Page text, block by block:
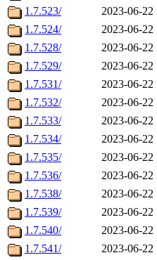
1.7.523/
2023-06-22
1.7.524/
2023-06-22
1.7.528/
2023-06-22
1.7.529/
2023-06-22
1.7.531/
2023-06-22
1.7.532/
2023-06-22
1.7.533/
2023-06-22
1.7.534/
2023-06-22
1.7.535/
2023-06-22
1.7.536/
2023-06-22
1.7.538/
2023-06-22
1.7.539/
2023-06-22
1.7.540/
2023-06-22
1.7.541/
2023-06-22